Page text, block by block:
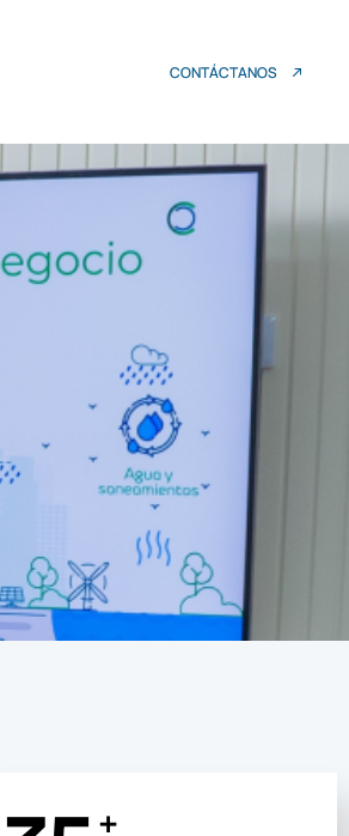
CONTÁCTANOS
+